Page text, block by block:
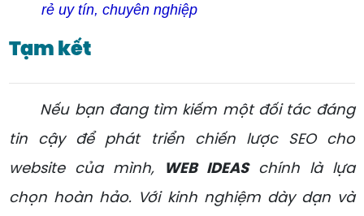
rẻ uy tín, chuyên nghiệp
Tạm kết
Nếu bạn đang tìm kiếm một đối tác đáng
tin cậy để phát triển chiến lược SEO cho
website của mình,
WEB IDEASchính là lựa
chọn hoàn hảo. Với kinh nghiệm dày dạn và